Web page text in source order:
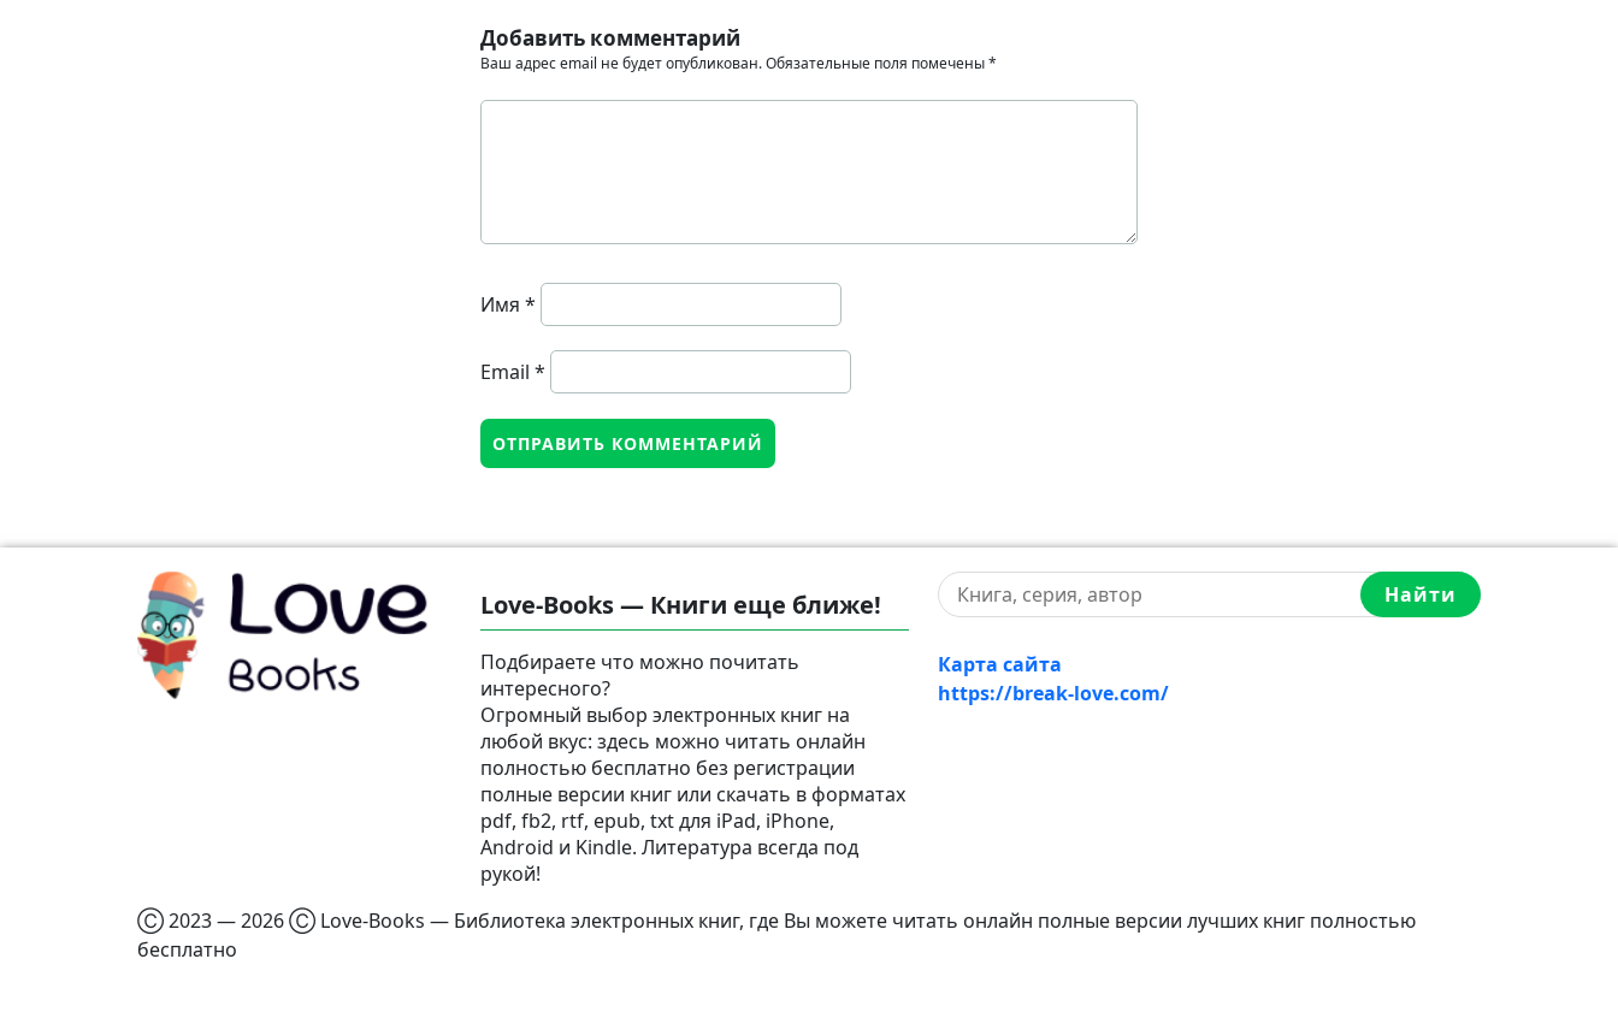
Добавить комментарий
Ваш адрес email не будет опубликован.Обязательные поля помечены*
Имя *
Email *
Love-Books — Книги еще ближе!
Подбираете что можно почитать
интересного?
Огромный выбор электронных книг на
любой вкус: здесь можно читать онлайн
полностью бесплатно без регистрации
полные версии книг или скачать в форматах
pdf, fb2, rtf, epub, txt для iPad, iPhone,
Android и Kindle. Литература всегда под
рукой!
Найти
Карта сайта
https://break-love.com/
Ⓒ 2023 — 2026 Ⓒ Love-Books — Библиотека электронных книг, где Вы можете читать онлайн полные версии лучших книг полностью
бесплатно